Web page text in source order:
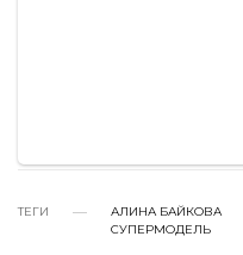
ТЕГИ АЛИНА БАЙКОВА
СУПЕРМОДЕЛЬ